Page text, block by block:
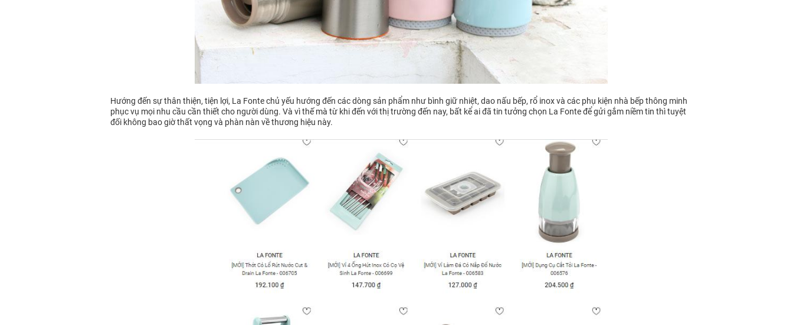
Hướng đến sự thân thiện, tiện lợi, La Fonte chủ yếu hướng đến các dòng sản phẩm như bình giữ nhiệt, dao nấu bếp, rổ inox và các phụ kiện nhà bếp thông minh
phục vụ mọi nhu cầu cần thiết cho người dùng. Và vì thế mà từ khi đến với thị trường đến nay, bất kể ai đã tin tưởng chọn La Fonte để gửi gắm niềm tin thì tuyệt
đối không bao giờ thất vọng và phàn nàn về thương hiệu này.